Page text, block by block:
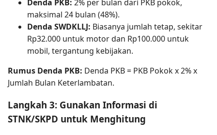
Denda PKB: 2% per bulan dari PKB pokok,
maksimal 24 bulan (48%).
Denda SWDKLLJ: Biasanya jumlah tetap, sekitar
Rp32.000 untuk motor dan Rp100.000 untuk
mobil, tergantung kebijakan.
Rumus Denda PKB: Denda PKB = PKB Pokok x 2% x
Jumlah Bulan Keterlambatan.
Langkah 3: Gunakan Informasi di
STNK/SKPD untuk Menghitung